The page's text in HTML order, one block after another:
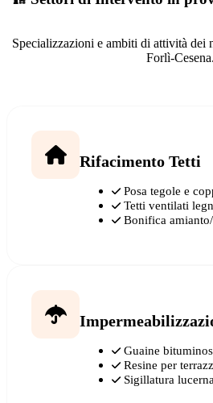
Specializzazioni e ambiti di attività dei
Forlì-Cesena.
Rifacimento Tetti
Posa tegole e
Tetti ventilati
Bonifica
Guaine
Resine per
Sigillatura